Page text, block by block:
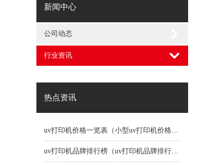
新闻中心
公司动态
行业资讯
热点资讯
uv打印机价格一览表（小型uv打印机价格一览表）
uv打印机品牌排行榜（uv打印机品牌排行榜前十名）